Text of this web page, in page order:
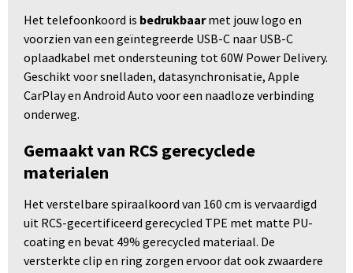
Het telefoonkoord is bedrukbaarmet jouw logo en
voorzien van een geïntegreerde USB-C naar USB-C
oplaadkabel met ondersteuning tot 60W Power Delivery.
Geschikt voor snelladen, datasynchronisatie, Apple
CarPlay en Android Auto voor een naadloze verbinding
onderweg.
Gemaakt van RCS gerecyclede
materialen
Het verstelbare spiraalkoord van 160 cm is vervaardigd
uit RCS-gecertificeerd gerecycled TPE met matte PU-
coating en bevat 49% gerecycled materiaal. De
versterkte clip en ring zorgen ervoor dat ook zwaardere